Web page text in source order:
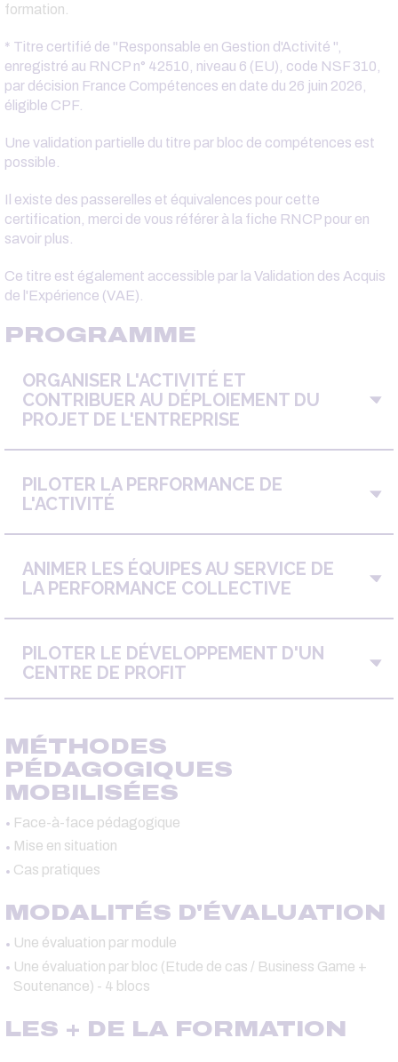
formation.
* Titre certifié de "Responsable en Gestion d'Activité ",
enregistré au RNCP n° 42510, niveau 6 (EU), code NSF 310,
par décision France Compétences en date du 26 juin 2026,
éligible CPF.
Une validation partielle du titre par bloc de compétences est
possible.
Il existe des passerelles et équivalences pour cette
certification, merci de vous référer à la fiche RNCP pour en
savoir plus.
Ce titre est également accessible par la Validation des Acquis
de l'Expérience (VAE).
PROGRAMME
ORGANISER L'ACTIVITÉ ET
CONTRIBUER AU DÉPLOIEMENT DU
PROJET DE L'ENTREPRISE
PILOTER LA PERFORMANCE DE
L'ACTIVITÉ
ANIMER LES ÉQUIPES AU SERVICE DE
LA PERFORMANCE COLLECTIVE
PILOTER LE DÉVELOPPEMENT D'UN
CENTRE DE PROFIT
MÉTHODES
PÉDAGOGIQUES
MOBILISÉES
Face-à-face pédagogique
Mise en situation
Cas pratiques
MODALITÉS D'ÉVALUATION
Une évaluation par module
Une évaluation par bloc (Etude de cas / Business Game +
Soutenance) - 4 blocs
LES + DE LA FORMATION